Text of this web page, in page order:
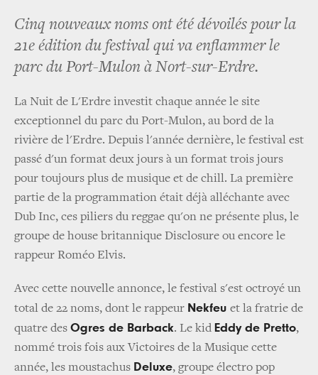
Cinq nouveaux noms ont été dévoilés pour la
21e édition du festival qui va enflammer le
parc du Port-Mulon à Nort-sur-Erdre.
La Nuit de L'Erdre investit chaque année le site
exceptionnel du parc du Port-Mulon, au bord de la
rivière de l'Erdre. Depuis l'année dernière, le festival est
passé d'un format deux jours à un format trois jours
pour toujours plus de musique et de chill. La première
partie de la programmation était déjà alléchante avec
Dub Inc, ces piliers du reggae qu'on ne présente plus, le
groupe de house britannique Disclosure ou encore le
rappeur Roméo Elvis.
Avec cette nouvelle annonce, le festival s'est octroyé un
total de 22 noms, dont le rappeur Nekfeu et la fratrie de
quatre des Ogres de Barback. Le kid Eddy de Pretto,
nommé trois fois aux Victoires de la Musique cette
année, les moustachus Deluxe, groupe électro pop